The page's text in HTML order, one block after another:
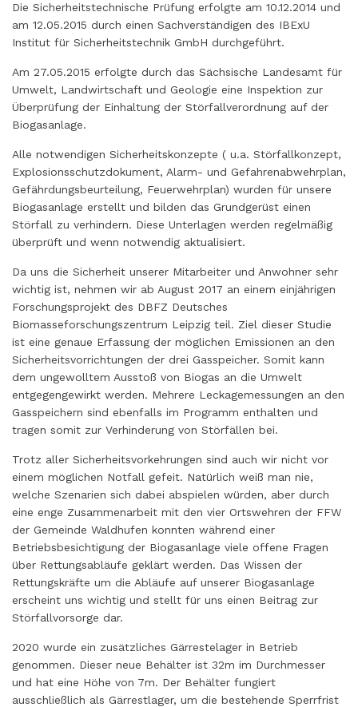
Die Sicherheitstechnische Prüfung erfolgte am 10.12.2014 und
am 12.05.2015 durch einen Sachverständigen des IBExU
Institut für Sicherheitstechnik GmbH durchgeführt.
Am 27.05.2015 erfolgte durch das Sächsische Landesamt für
Umwelt, Landwirtschaft und Geologie eine Inspektion zur
Überprüfung der Einhaltung der Störfallverordnung auf der
Biogasanlage.
Alle notwendigen Sicherheitskonzepte ( u.a. Störfallkonzept,
Explosionsschutzdokument, Alarm- und Gefahrenabwehrplan,
Gefährdungsbeurteilung, Feuerwehrplan) wurden für unsere
Biogasanlage erstellt und bilden das Grundgerüst einen
Störfall zu verhindern. Diese Unterlagen werden regelmäßig
überprüft und wenn notwendig aktualisiert.
Da uns die Sicherheit unserer Mitarbeiter und Anwohner sehr
wichtig ist, nehmen wir ab August 2017 an einem einjährigen
Forschungsprojekt des DBFZ Deutsches
Biomasseforschungszentrum Leipzig teil. Ziel dieser Studie
ist eine genaue Erfassung der möglichen Emissionen an den
Sicherheitsvorrichtungen der drei Gasspeicher. Somit kann
dem ungewolltem Ausstoß von Biogas an die Umwelt
entgegengewirkt werden. Mehrere Leckagemessungen an den
Gasspeichern sind ebenfalls im Programm enthalten und
tragen somit zur Verhinderung von Störfällen bei.
Trotz aller Sicherheitsvorkehrungen sind auch wir nicht vor
einem möglichen Notfall gefeit. Natürlich weiß man nie,
welche Szenarien sich dabei abspielen würden, aber durch
eine enge Zusammenarbeit mit den vier Ortswehren der FFW
der Gemeinde Waldhufen konnten während einer
Betriebsbesichtigung der Biogasanlage viele offene Fragen
über Rettungsabläufe geklärt werden. Das Wissen der
Rettungskräfte um die Abläufe auf unserer Biogasanlage
erscheint uns wichtig und stellt für uns einen Beitrag zur
Störfallvorsorge dar.
2020 wurde ein zusätzliches Gärrestelager in Betrieb
genommen. Dieser neue Behälter ist 32m im Durchmesser
und hat eine Höhe von 7m. Der Behälter fungiert
ausschließlich als Gärrestlager, um die bestehende Sperrfrist